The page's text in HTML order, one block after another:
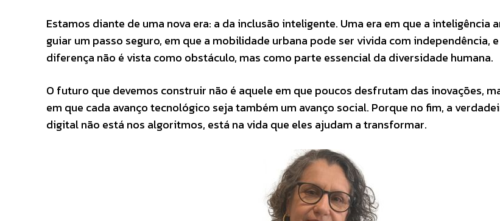
Estamos diante de uma nova era: a da inclusão inteligente. Uma era em que a inteligência
guiar um passo seguro, em que a mobilidade urbana pode ser vivida com independência,
diferença não é vista como obstáculo, mas como parte essencial da diversidade humana.
O futuro que devemos construir não é aquele em que poucos desfrutam das inovações,
em que cada avanço tecnológico seja também um avanço social. Porque no fim, a
digital não está nos algoritmos, está na vida que eles ajudam a transformar.